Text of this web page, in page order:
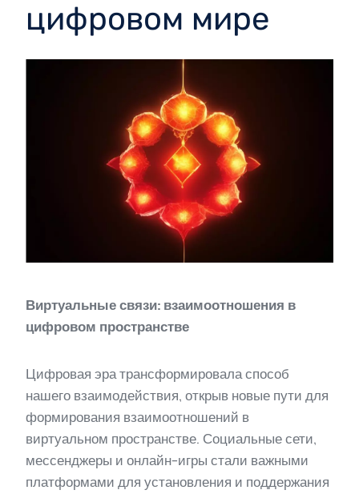
цифровом мире
Виртуальные связи: взаимоотношения в
цифровом пространстве
Цифровая эра трансформировала способ
нашего взаимодействия, открыв новые пути для
формирования взаимоотношений в
виртуальном пространстве. Социальные сети,
мессенджеры и онлайн-игры стали важными
платформами для установления и поддержания